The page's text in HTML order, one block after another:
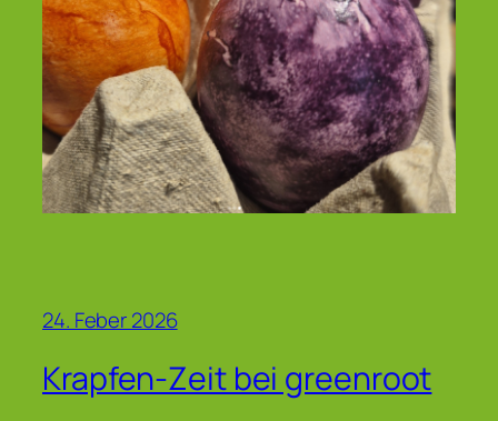
24. Feber 2026
Krapfen-Zeit bei greenroot